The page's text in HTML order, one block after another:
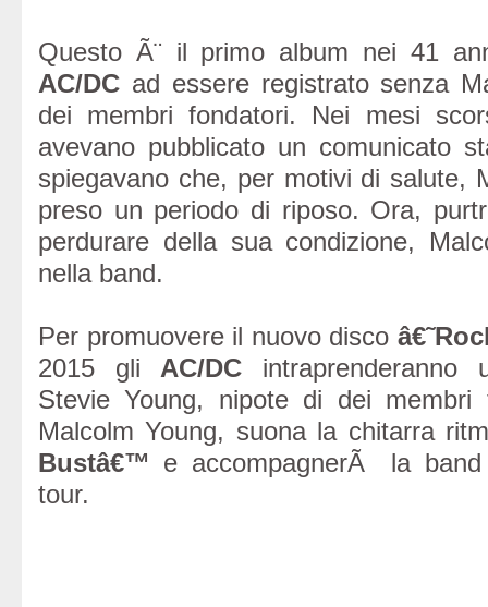
Questo Ã¨ il primo album nei 41
AC/DC ad essere registrato senza
dei membri fondatori. Nei mesi
avevano pubblicato un comunicato
spiegavano che, per motivi di salute,
preso un periodo di riposo. Ora,
perdurare della sua condizione,
nella band.
Per promuovere il nuovo disco
2015 gli AC/DC intraprenderanno
Stevie Young, nipote di dei membri
Malcolm Young, suona la chitarra
Bustâ€™ e accompagnerÃ la
tour.